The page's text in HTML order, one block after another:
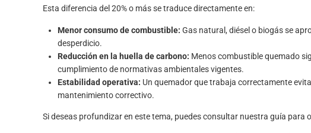
Esta diferencia del 20% o más se traduce directamente en:
Menor consumo de combustible: Gas natural, diésel o biogás se
desperdicio.
Reducción en la huella de carbono: Menos combustible quemado
cumplimiento de normativas ambientales vigentes.
Estabilidad operativa: Un quemador que trabaja correctamente
mantenimiento correctivo.
Si deseas profundizar en este tema, puedes consultar nuestra guía para